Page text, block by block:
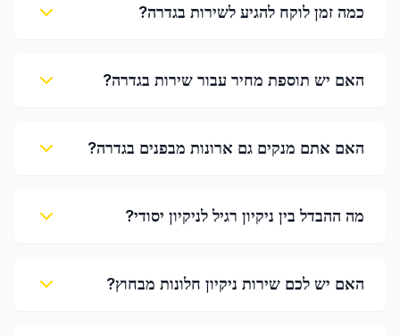
כמה זמן לוקח להגיע לשירות בגדרה?
האם יש תוספת מחיר עבור שירות בגדרה?
האם אתם מנקים גם ארונות מבפנים בגדרה?
מה ההבדל בין ניקיון רגיל לניקיון יסודי?
האם יש לכם שירות ניקיון חלונות מבחוץ?